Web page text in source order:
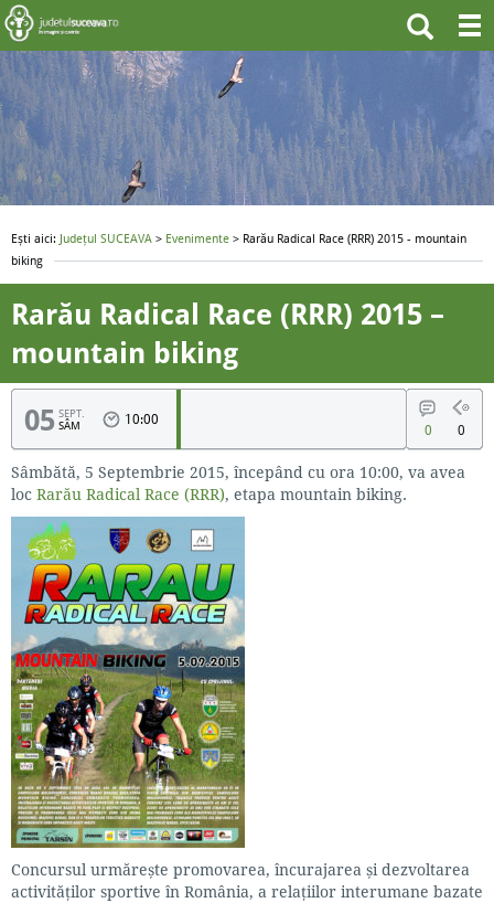
Ești aici: Județul SUCEAVA > Evenimente > Rarău Radical Race (RRR) 2015 - mountain
biking
Rarău Radical Race (RRR) 2015 –
mountain biking
05 SEPT.
SÂM
10:00
0 0
Sâmbătă, 5 Septembrie 2015, începând cu ora 10:00, va avea
loc Rarău Radical Race (RRR), etapa mountain biking.
Concursul urmărește promovarea, încurajarea și dezvoltarea
activităților sportive în România, a relațiilor interumane bazate